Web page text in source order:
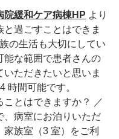
院緩和ケア病棟HP より
過ごすことはできま
の生活も大切にしてい
能な範囲で患者さんの
いただきたいと思いま
時間可能です。
とはできますか？ ／
、病室にお泊りいただ
家族室（3 室）をご利